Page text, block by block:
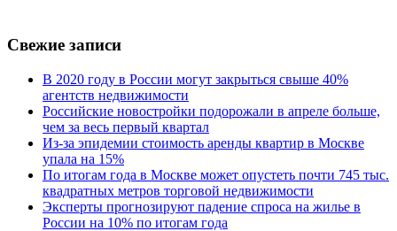
Свежие записи
В 2020 году в России могут закрыться свыше 40%
агентств недвижимости
Российские новостройки подорожали в апреле больше,
чем за весь первый квартал
Из-за эпидемии стоимость аренды квартир в Москве
упала на 15%
По итогам года в Москве может опустеть почти 745 тыс.
квадратных метров торговой недвижимости
Эксперты прогнозируют падение спроса на жилье в
России на 10% по итогам года